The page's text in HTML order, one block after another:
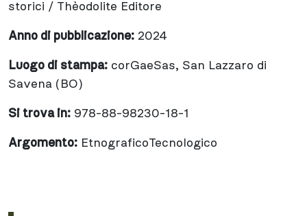
storici / Thèodolite Editore
Anno di pubblicazione: 2024
Luogo di stampa: corGaeSas, San Lazzaro di
Savena (BO)
Si trova in: 978-88-98230-18-1
Argomento: EtnograficoTecnologico